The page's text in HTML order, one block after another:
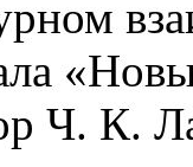
Ч. К.